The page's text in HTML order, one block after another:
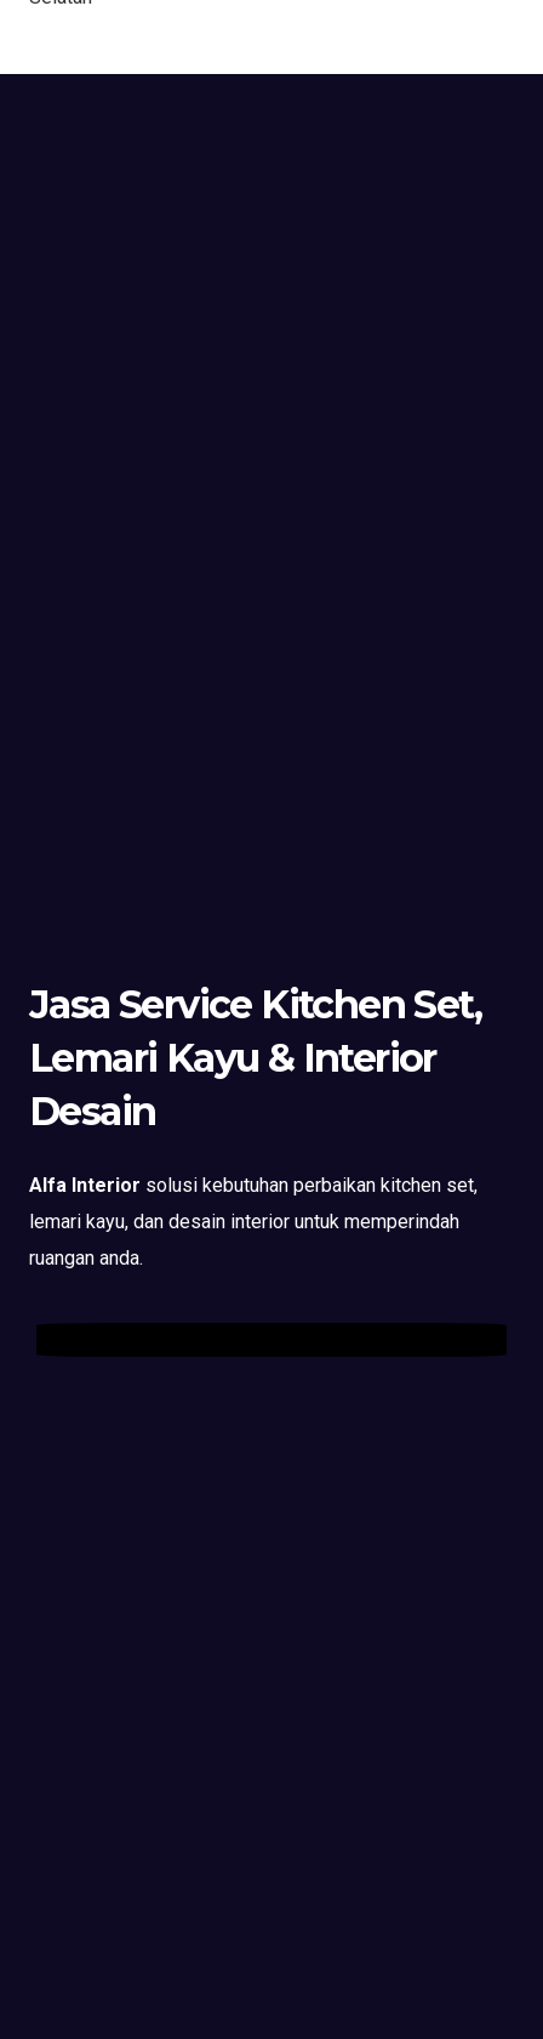
Jasa Service Kitchen Set,
Lemari Kayu & Interior
Desain
Alfa Interior solusi kebutuhan perbaikan kitchen set,
lemari kayu, dan desain interior untuk memperindah
ruangan anda.